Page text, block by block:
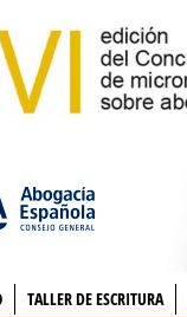
TALLER DE ESCRITURA